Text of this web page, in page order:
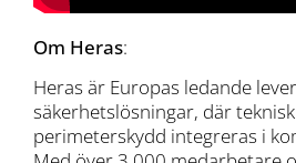
Om Heras:
Heras är Europas ledande
säkerhetslösningar, där
perimeterskydd integreras i